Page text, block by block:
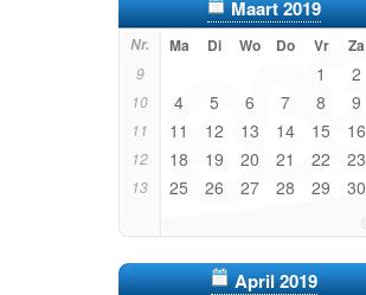
Maart 2019
Nr. Ma Di Wo Do Vr Za
9 1 2
10 4 5 6 7 8 9
11 11 12 13 14 15 16
12 18 19 20 21 22 23
13 25 26 27 28 29 30
April 2019